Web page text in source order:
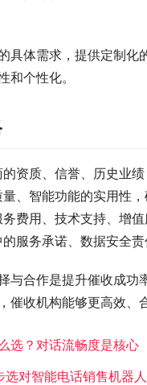
具体需求，提供定制
和个性化。
资质、信誉、历史业
、智能功能的实用性，
费用、技术支持、增
服务承诺、数据安全
与合作是提升催收成
催收机构能够更高效、
选？对话流畅度是核心
选对智能电话销售机器